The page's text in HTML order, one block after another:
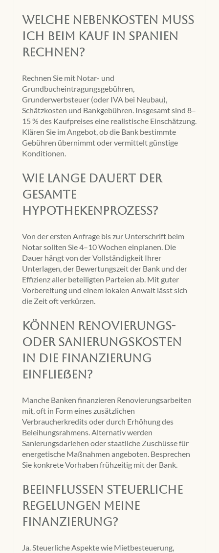
Welche Nebenkosten muss
ich beim Kauf in Spanien
rechnen?
Rechnen Sie mit Notar- und
Grundbucheintragungsgebühren,
Grunderwerbsteuer (oder IVA bei Neubau),
Schätzkosten und Bankgebühren. Insgesamt sind 8–
15 % des Kaufpreises eine realistische Einschätzung.
Klären Sie im Angebot, ob die Bank bestimmte
Gebühren übernimmt oder vermittelt günstige
Konditionen.
Wie lange dauert der
gesamte
Hypothekenprozess?
Von der ersten Anfrage bis zur Unterschrift beim
Notar sollten Sie 4–10 Wochen einplanen. Die
Dauer hängt von der Vollständigkeit Ihrer
Unterlagen, der Bewertungszeit der Bank und der
Effizienz aller beteiligten Parteien ab. Mit guter
Vorbereitung und einem lokalen Anwalt lässt sich
die Zeit oft verkürzen.
Können Renovierungs-
oder Sanierungskosten
in die Finanzierung
einfließen?
Manche Banken finanzieren Renovierungsarbeiten
mit, oft in Form eines zusätzlichen
Verbraucherkredits oder durch Erhöhung des
Beleihungsrahmens. Alternativ werden
Sanierungsdarlehen oder staatliche Zuschüsse für
energetische Maßnahmen angeboten. Besprechen
Sie konkrete Vorhaben frühzeitig mit der Bank.
Beeinflussen steuerliche
Regelungen meine
Finanzierung?
Ja. Steuerliche Aspekte wie Mietbesteuerung,